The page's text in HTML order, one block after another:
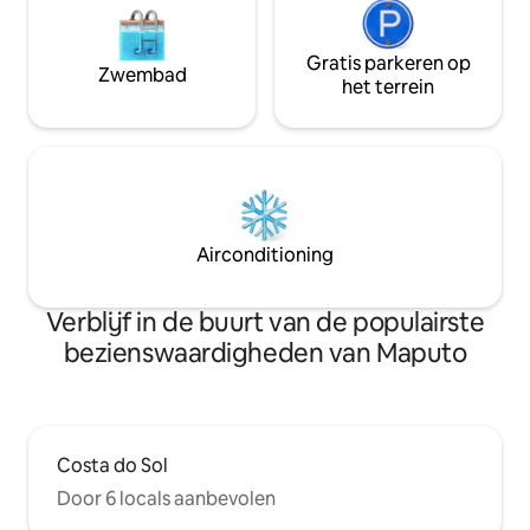
Zwembad
Gratis parkeren op
het terrein
Airconditioning
Verblijf in de buurt van de populairste
bezienswaardigheden van Maputo
Costa do Sol
Door 6 locals aanbevolen